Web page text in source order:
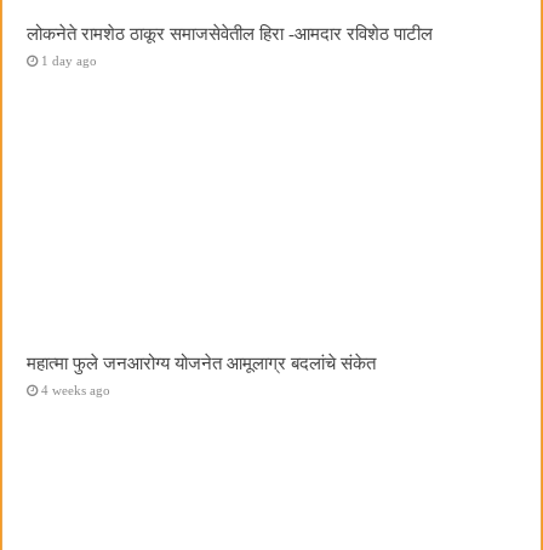
लोकनेते रामशेठ ठाकूर समाजसेवेतील हिरा -आमदार रविशेठ पाटील
1 day ago
महात्मा फुले जनआरोग्य योजनेत आमूलाग्र बदलांचे संकेत
4 weeks ago